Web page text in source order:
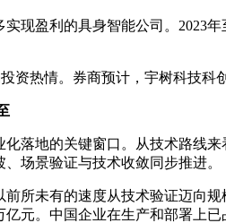
现盈利的具身智能公司。2023
资热情。券商预计，宇树科技科
落地的关键窗口。从技术路线
场景验证与技术收敛同步推进。
所未有的速度从技术验证迈向
亿元。中国企业在生产和部署上